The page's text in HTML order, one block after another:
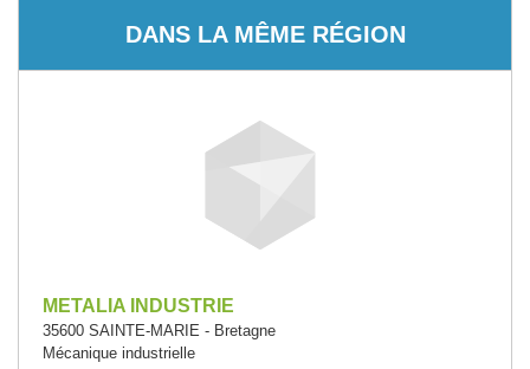
DANS LA MÊME RÉGION
METALIA INDUSTRIE
35600 SAINTE-MARIE - Bretagne
Mécanique industrielle